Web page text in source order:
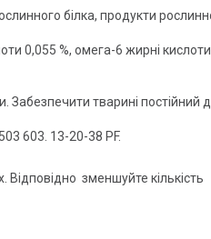
білка, продукти
0,055 %, омега-6 жирні
Забезпечити тварині постійний
603. 13-20-38 PF.
зменшуйте кількість